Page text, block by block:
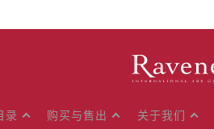
录 购买与售出 关于我们